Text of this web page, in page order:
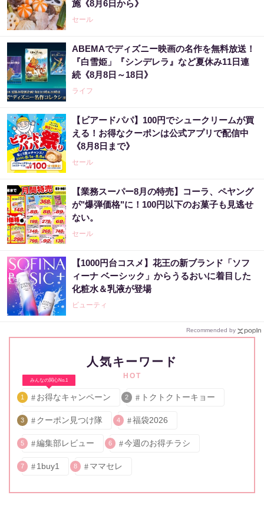
施《8月6日から》
セール
ABEMAでディズニー映画の名作を無料放送！
『白雪姫」『シンデレラ』など夏休み11日連
続《8月8日～18日》
ライフ
【ビアードパパ】100円でシュークリームが買
える！お得なクーポンは公式アプリで配信中
《8月8日まで》
セール
【業務スーパー8月の特売】コーラ、ペヤング
が"爆弾価格"に！100円以下のお菓子も見逃せ
ない。
セール
【1000円台コスメ】花王の新ブランド「ソフ
ィーナ ベーシック」からうるおいに着目した
化粧水＆乳液が登場
ビューティ
Recommended by
人気キーワード
HOT
みんなの関心No.1
1 お得なキャンペーン 2 トクトクトーキョー
3 クーポン見つけ隊 4 福袋2026
5 編集部レビュー 6 今週のお得チラシ
7 1buy1 8 ママセレ